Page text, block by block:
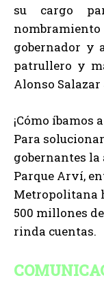
su cargo
gobernador y
patrullero y
Alonso
¡Cómo íbamos
Para
gobernantes
Parque Arví,
Metropolitana
500 millones
rinda cuentas.